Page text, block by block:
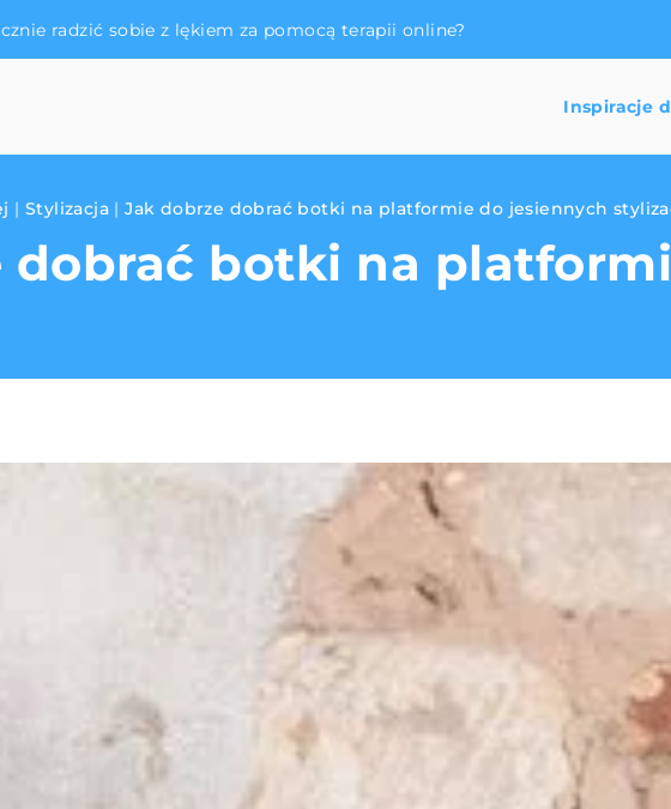
radzić sobie z lękiem za pomocą terapii online?
Inspiracje
|Stylizacja |Jak dobrze dobrać botki na platformie do jesiennych
dobrać botki na